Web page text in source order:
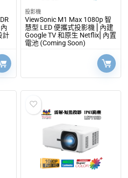
計
投影機
ViewSonic M1 Max 1080p 智
慧型 LED 便攜式投影機 ⎜內建
Google TV 和原生 Netflix⎜內置
電池 (Coming Soon)